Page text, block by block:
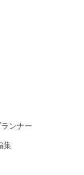
ンナー
集